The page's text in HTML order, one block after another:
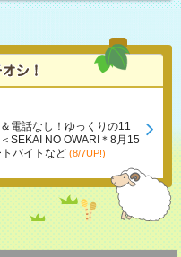
電話なし！ゆっくりの11
SEKAI NO OWARI＊8月15
バイトなど (8/7UP!)